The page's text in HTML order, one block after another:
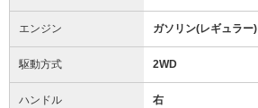
エンジン ガソリン(レギュラー)
駆動方式 2WD
ハンドル 右